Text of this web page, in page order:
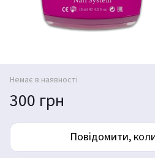
Немає в наявності
300 грн
Повідомити,